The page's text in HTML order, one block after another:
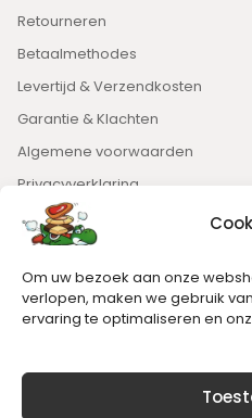
Om uw bezoek aan onze
verlopen, maken we gebruik
ervaring te optimaliseren en
Retourneren
Betaalmethodes
Levertijd & Verzendkosten
Garantie & Klachten
Algemene voorwaarden
Privacyverklaring
Nieuwsbrief
Blijft op de hoogte van het laatste